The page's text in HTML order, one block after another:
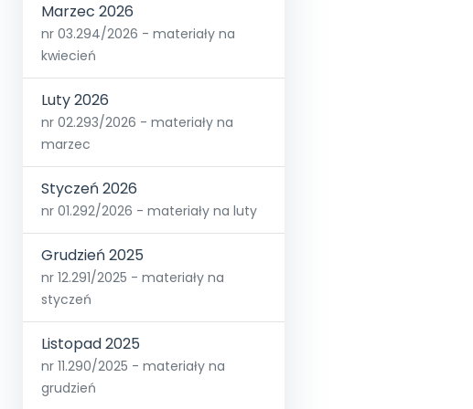
Marzec 2026
nr 03.294/2026 - materiały na
kwiecień
Luty 2026
nr 02.293/2026 - materiały na
marzec
Styczeń 2026
nr 01.292/2026 - materiały na luty
Grudzień 2025
nr 12.291/2025 - materiały na
styczeń
Listopad 2025
nr 11.290/2025 - materiały na
grudzień